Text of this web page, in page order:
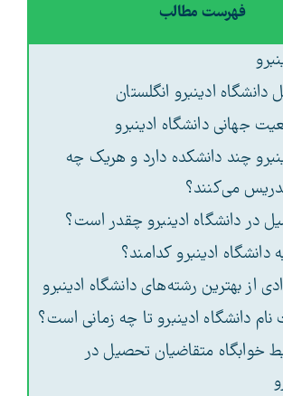
فهرست مطالب
ادینبرو انگلستان
جهانی دانشگاه ادینبرو
چند دانشکده دارد و هریک چه
می‌کنند؟
در دانشگاه ادینبرو چقدر است؟
دانشگاه ادینبرو کدامند؟
از بهترین رشته‌های دانشگاه ادینبرو
دانشگاه ادینبرو تا چه زمانی است؟
خوابگاه متقاضیان تحصیل در